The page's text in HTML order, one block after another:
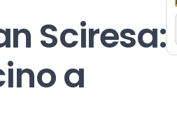
Sciresa:
a